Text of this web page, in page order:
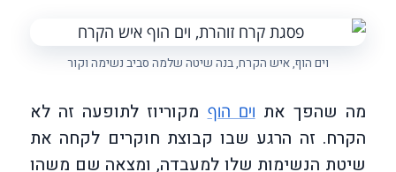
וים הוף, איש הקרח, בנה שיטה שלמה סביב נשימה וקור
מה שהפך אתוים הוףמקוריוז לתופעה זה לא
הקרח. זה הרגע שבו קבוצת חוקרים לקחה את
שיטת הנשימות שלו למעבדה, ומצאה שם משהו